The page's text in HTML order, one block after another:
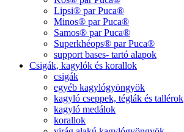
Lipsi® par Puca®
Minos® par Puca®
Samos® par Puca®
Superkhéops® par Puca®
support bases- tartó alapok
Csigák, kagylók és korallok
csigák
egyéb kagylógyöngyök
kagyló cseppek, téglák és tallérok
kagyló medálok
korallok